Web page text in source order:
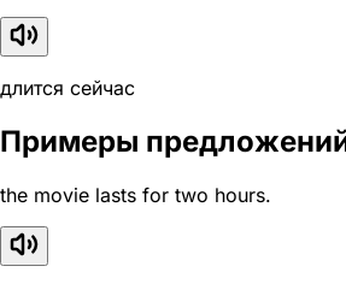
длится сейчас
Примеры
the movie lasts for two hours.